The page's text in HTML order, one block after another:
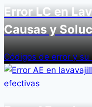
Error LC en
Causas y
Códigos de error y